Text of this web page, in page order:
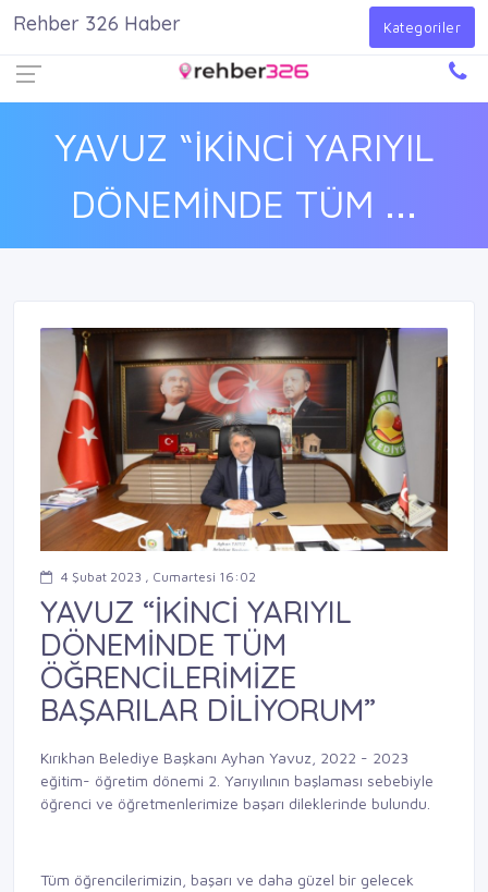
Giriş Yap
YAVUZ “İKİNCİ YARIYIL
DÖNEMİNDE TÜM ...
Rehber 326 Haber Kategoriler
4 Şubat 2023 , Cumartesi 16:02
YAVUZ “İKİNCİ YARIYIL
DÖNEMİNDE TÜM
ÖĞRENCİLERİMİZE
BAŞARILAR DİLİYORUM”
Kırıkhan Belediye Başkanı Ayhan Yavuz, 2022 - 2023
eğitim- öğretim dönemi 2. Yarıyılının başlaması sebebiyle
öğrenci ve öğretmenlerimize başarı dileklerinde bulundu.
Tüm öğrencilerimizin, başarı ve daha güzel bir gelecek